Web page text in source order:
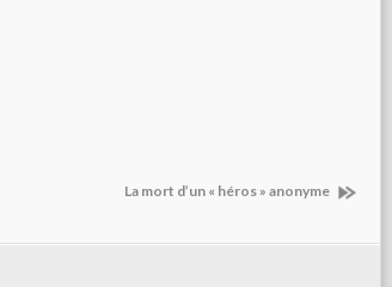
La mort d’un « héros » anonyme